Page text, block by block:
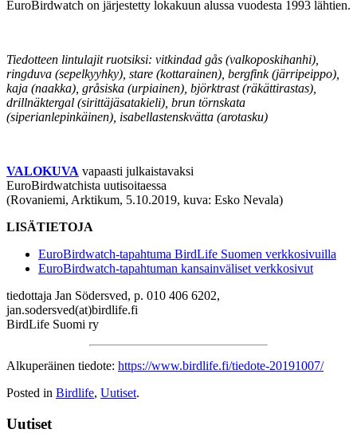
EuroBirdwatch on järjestetty lokakuun alussa vuodesta 1993 lähtien.
Tiedotteen lintulajit ruotsiksi: vitkindad gås (valkoposkihanhi),
ringduva (sepelkyyhky), stare (kottarainen), bergfink (järripeippo),
kaja (naakka), gråsiska (urpiainen), björktrast (räkättirastas),
drillnäktergal (sirittäjäsatakieli), brun törnskata
(siperianlepinkäinen), isabellastenskvätta (arotasku)
VALOKUVA vapaasti julkaistavaksi
EuroBirdwatchista uutisoitaessa
(Rovaniemi, Arktikum, 5.10.2019, kuva: Esko Nevala)
LISÄTIETOJA
EuroBirdwatch-tapahtuma BirdLife Suomen verkkosivuilla
EuroBirdwatch-tapahtuman kansainväliset verkkosivut
tiedottaja Jan Södersved, p. 010 406 6202,
jan.sodersved(at)birdlife.fi
BirdLife Suomi ry
Alkuperäinen tiedote: https://www.birdlife.fi/tiedote-20191007/
Posted in Birdlife, Uutiset.
Uutiset